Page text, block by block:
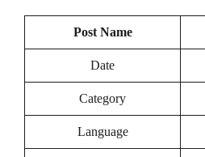
Post Name
Date
Category
Language